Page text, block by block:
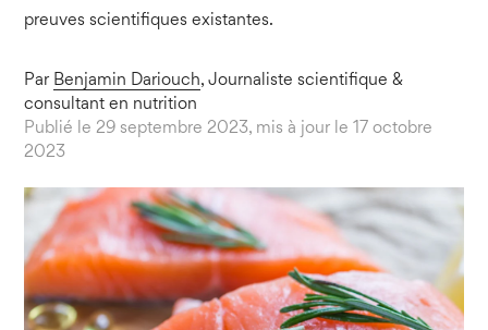
preuves scientifiques existantes.
Par Benjamin Dariouch, Journaliste scientifique &
consultant en nutrition
Publié le 29 septembre 2023, mis à jour le 17 octobre
2023